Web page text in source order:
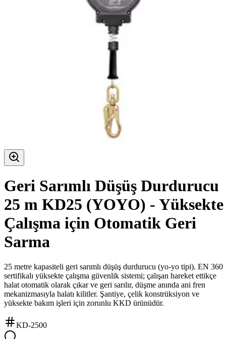
Geri Sarımlı Düşüş Durdurucu
25 m KD25 (YOYO) - Yüksekte
Çalışma için Otomatik Geri
Sarma
25 metre kapasiteli geri sarımlı düşüş durdurucu (yo-yo tipi). EN 360
sertifikalı yüksekte çalışma güvenlik sistemi; çalışan hareket ettikçe
halat otomatik olarak çıkar ve geri sarılır, düşme anında ani fren
mekanizmasıyla halatı kilitler. Şantiye, çelik konstrüksiyon ve
yüksekte bakım işleri için zorunlu KKD ürünüdür.
KD-2500